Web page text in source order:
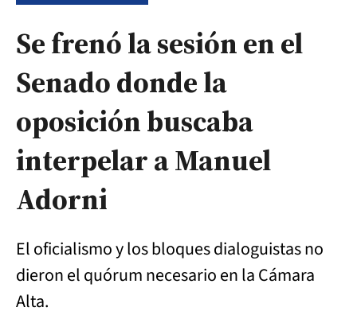
Se frenó la sesión en el
Senado donde la
oposición buscaba
interpelar a Manuel
Adorni
El oficialismo y los bloques dialoguistas no
dieron el quórum necesario en la Cámara
Alta.